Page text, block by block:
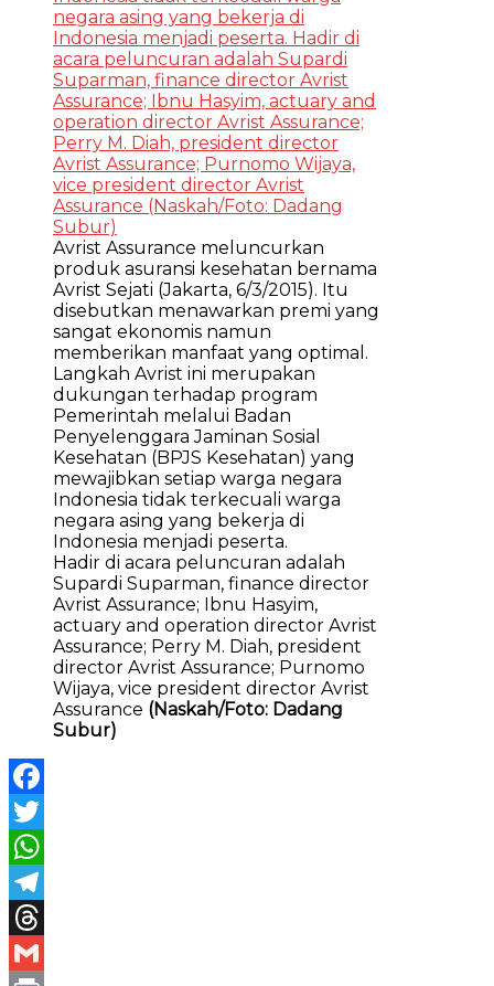
Avrist Assurance meluncurkan
produk asuransi kesehatan bernama
Avrist Sejati (Jakarta, 6/3/2015). Itu
disebutkan menawarkan premi yang
sangat ekonomis namun
memberikan manfaat yang optimal.
Langkah Avrist ini merupakan
dukungan terhadap program
Pemerintah melalui Badan
Penyelenggara Jaminan Sosial
Kesehatan (BPJS Kesehatan) yang
mewajibkan setiap warga negara
Indonesia tidak terkecuali warga
negara asing yang bekerja di
Indonesia menjadi peserta.
Hadir di acara peluncuran adalah
Supardi Suparman, finance director
Avrist Assurance; Ibnu Hasyim,
actuary and operation director Avrist
Assurance; Perry M. Diah, president
director Avrist Assurance; Purnomo
Wijaya, vice president director Avrist
Assurance (Naskah/Foto: Dadang
Subur)
Facebook
Twitter
WhatsApp
Telegram
Threads